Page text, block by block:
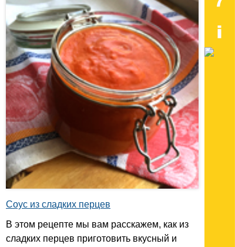
Соус из сладких перцев
В этом рецепте мы вам расскажем, как из
сладких перцев приготовить вкусный и